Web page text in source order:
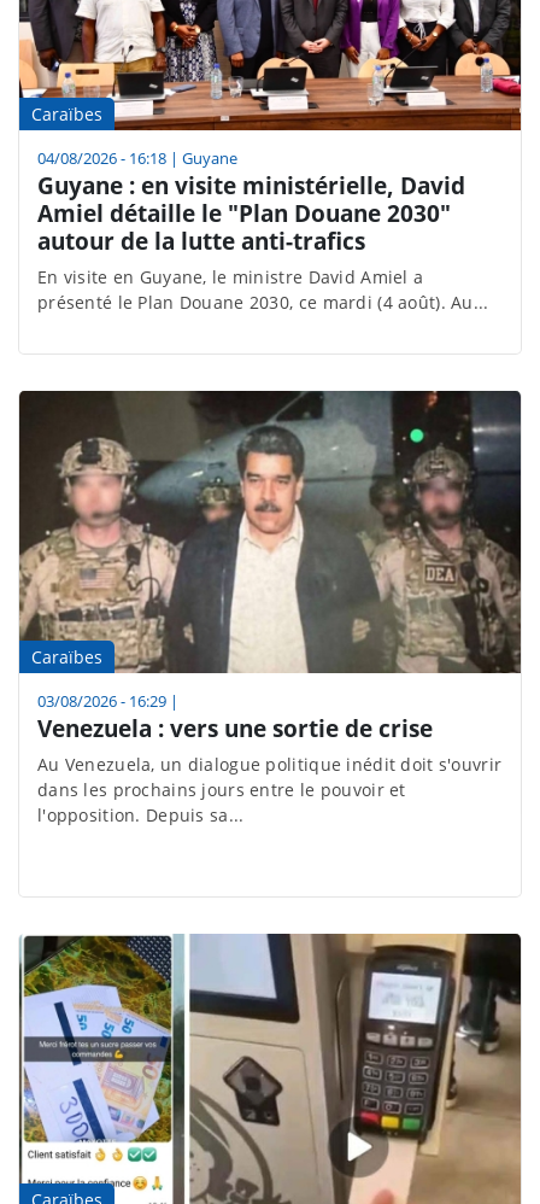
Caraïbes
04/08/2026 - 16:18 | Guyane
Guyane : en visite ministérielle, David
Amiel détaille le "Plan Douane 2030"
autour de la lutte anti-trafics
En visite en Guyane, le ministre David Amiel a
présenté le Plan Douane 2030, ce mardi (4 août). Au...
Caraïbes
03/08/2026 - 16:29 |
Venezuela : vers une sortie de crise
Au Venezuela, un dialogue politique inédit doit s'ouvrir
dans les prochains jours entre le pouvoir et
l'opposition. Depuis sa...